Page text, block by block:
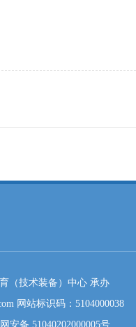
（技术装备）中心 承办
网站标识码：5104000038
安备 51040202000005号